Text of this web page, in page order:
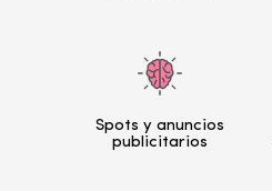
Spots y anuncios
publicitarios